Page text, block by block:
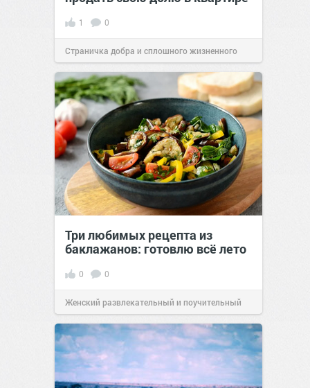
1 0
Страничка добра и сплошного жизненного
позитива!14:38Вчера
Три любимых рецепта из
баклажанов: готовлю всё лето
0 0
Женский развлекательный и поучительный
сайт.20:34Вчера